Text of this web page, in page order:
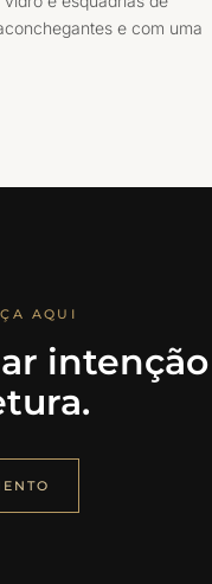
e com uma
AQUI
intenção